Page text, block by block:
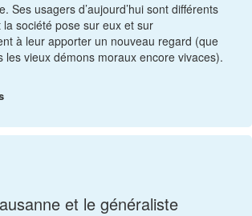
Ses usagers d’aujourd’hui sont différents
la société pose sur eux et sur
à leur apporter un nouveau regard (que
les vieux démons moraux encore vivaces).
et le généraliste